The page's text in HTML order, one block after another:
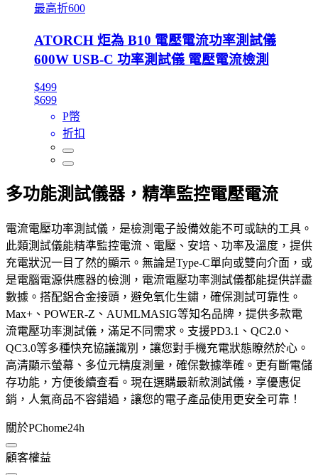
最高折600
ATORCH 炬為 B10 電壓電流功率測試儀
600W USB-C 功率測試儀 電壓電流檢測
$499
$699
P幣
折扣
多功能測試儀器，精準監控電壓電流
電流電壓功率測試儀，是檢測電子設備效能不可或缺的工具。
此類測試儀能精準監控電流、電壓、安培、功率及溫度，提供
充電狀況一目了然的顯示。無論是Type-C單向或雙向介面，或
是電腦電源供應器的檢測，電流電壓功率測試儀都能提供詳盡
數據。搭配鋁合金接頭，避免氧化生鏽，確保測試可靠性。
Max+、POWER-Z、AUMLMASIG等知名品牌，提供多款電
流電壓功率測試儀，滿足不同需求。支援PD3.1、QC2.0、
QC3.0等多種快充協議識別，讓您對手機充電狀態瞭然於心。
高清顯示螢幕、多位元精度測量，確保數據準確。更有斷電儲
存功能，方便後續查看。現在選購最新款測試儀，享優惠促
銷，人氣商品不容錯過，讓您的電子產品使用更安全可靠！
關於PChome24h
顧客權益